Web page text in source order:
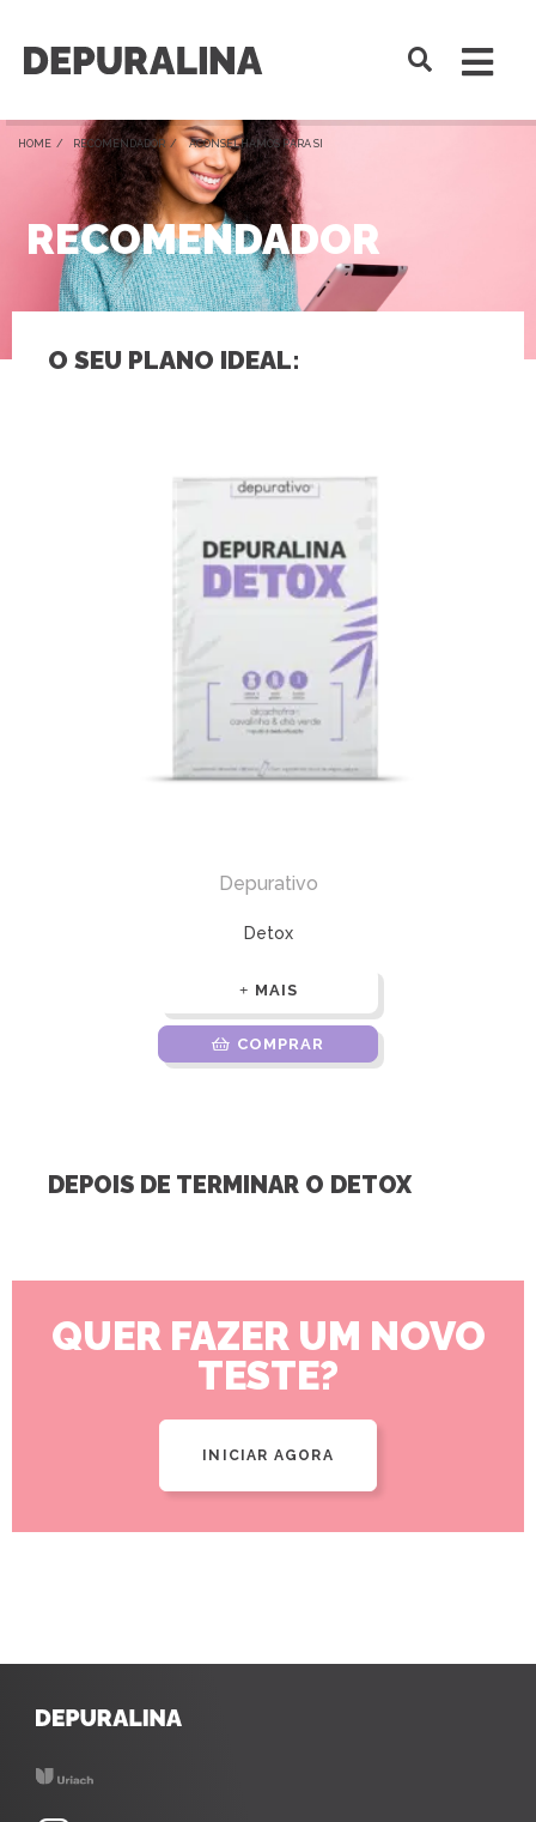
HOME / RECOMENDADOR / ACONSELHAMOS PARA SI
RECOMENDADOR
O SEU PLANO IDEAL:
Depurativo
Detox
MAIS
COMPRAR
DEPOIS DE TERMINAR O DETOX
QUER FAZER UM NOVO
TESTE?
INICIAR AGORA